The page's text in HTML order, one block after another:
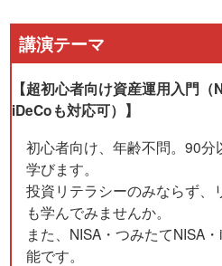
講演テーマ
【超初心者向け資産運用入門（
iDeCoも対応可）】
初心者向け、年齢不問。90
学びます。
投資リテラシーのみならず、
も学んでみませんか。
また、NISA・つみたてNISA
能です。